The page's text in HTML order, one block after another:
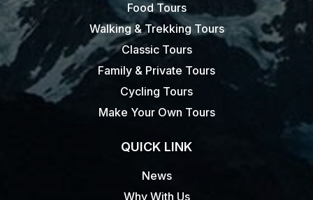
Food Tours
Walking & Trekking Tours
Classic Tours
Family & Private Tours
Cycling Tours
Make Your Own Tours
QUICK LINK
News
Why With Us